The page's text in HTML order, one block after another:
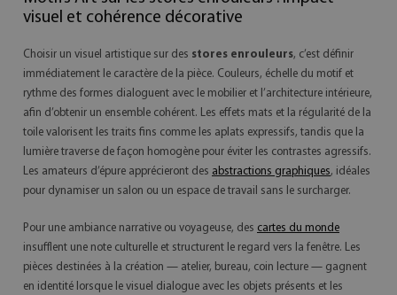
visuel et cohérence décorative
Choisir un visuel artistique sur des stores enrouleurs, c’est définir
immédiatement le caractère de la pièce. Couleurs, échelle du motif et
rythme des formes dialoguent avec le mobilier et l’architecture intérieure,
afin d’obtenir un ensemble cohérent. Les effets mats et la régularité de la
toile valorisent les traits fins comme les aplats expressifs, tandis que la
lumière traverse de façon homogène pour éviter les contrastes agressifs.
Les amateurs d’épure apprécieront des abstractions graphiques, idéales
pour dynamiser un salon ou un espace de travail sans le surcharger.
Pour une ambiance narrative ou voyageuse, des cartes du monde
insufflent une note culturelle et structurent le regard vers la fenêtre. Les
pièces destinées à la création — atelier, bureau, coin lecture — gagnent
en identité lorsque le visuel dialogue avec les objets présents et les